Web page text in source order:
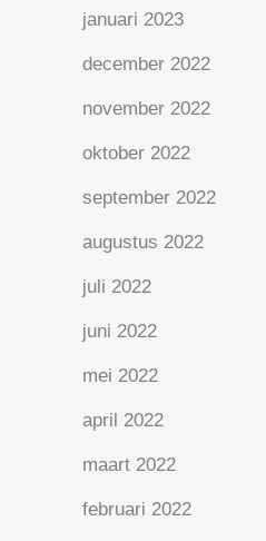
januari 2023
december 2022
november 2022
oktober 2022
september 2022
augustus 2022
juli 2022
juni 2022
mei 2022
april 2022
maart 2022
februari 2022